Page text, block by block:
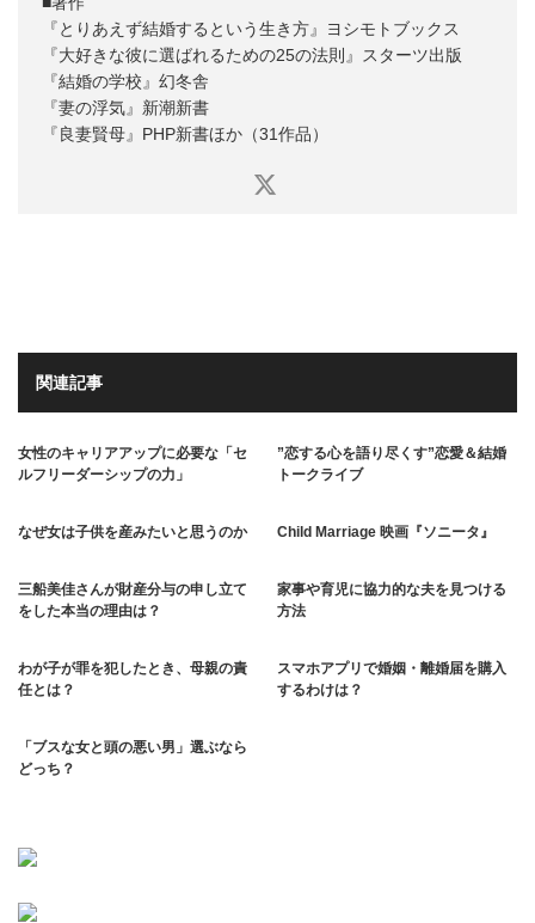
『とりあえず結婚するという生き方』ヨシモトブックス
『大好きな彼に選ばれるための25の法則』スターツ出版
『結婚の学校』幻冬舎
『妻の浮気』新潮新書
『良妻賢母』PHP新書ほか（31作品）
関連記事
女性のキャリアアップに必要な「セ
ルフリーダーシップの力」
”恋する心を語り尽くす”恋愛＆結婚
トークライブ
なぜ女は子供を産みたいと思うのか Child Marriage 映画『ソニータ』
三船美佳さんが財産分与の申し立て
をした本当の理由は？
家事や育児に協力的な夫を見つける
方法
わが子が罪を犯したとき、母親の責
任とは？
スマホアプリで婚姻・離婚届を購入
するわけは？
「ブスな女と頭の悪い男」選ぶなら
どっち？